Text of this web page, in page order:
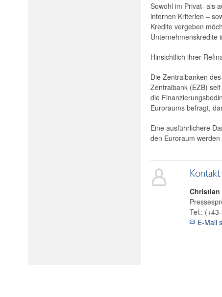
Sowohl im Privat- als
internen Kriterien –
Kredite vergeben
Unternehmenskredite
Hinsichtlich ihrer
Die Zentralbanken
Zentralbank (EZB)
die
Euroraums befragt,
Eine ausführlichere
den Euroraum
Kontakt
Christian
Tel.:
E-Mail